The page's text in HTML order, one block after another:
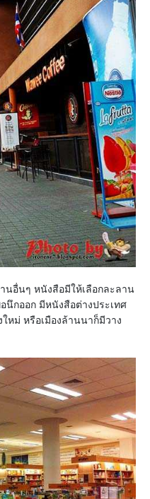
นอื่นๆ หนังสือมีให้เลือกละลาน
นึกออก มีหนังสือต่างประเทศ
หม่ หรือเมืองล้านนาก็มีวาง